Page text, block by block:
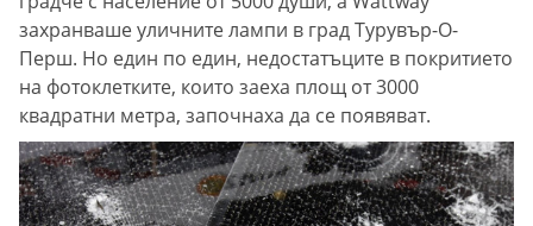
захранваше уличните лампи в град Турувър-О-
Перш. Но един по един, недостатъците в покритието
на фотоклетките, които заеха площ от 3000
квадратни метра, започнаха да се появяват.